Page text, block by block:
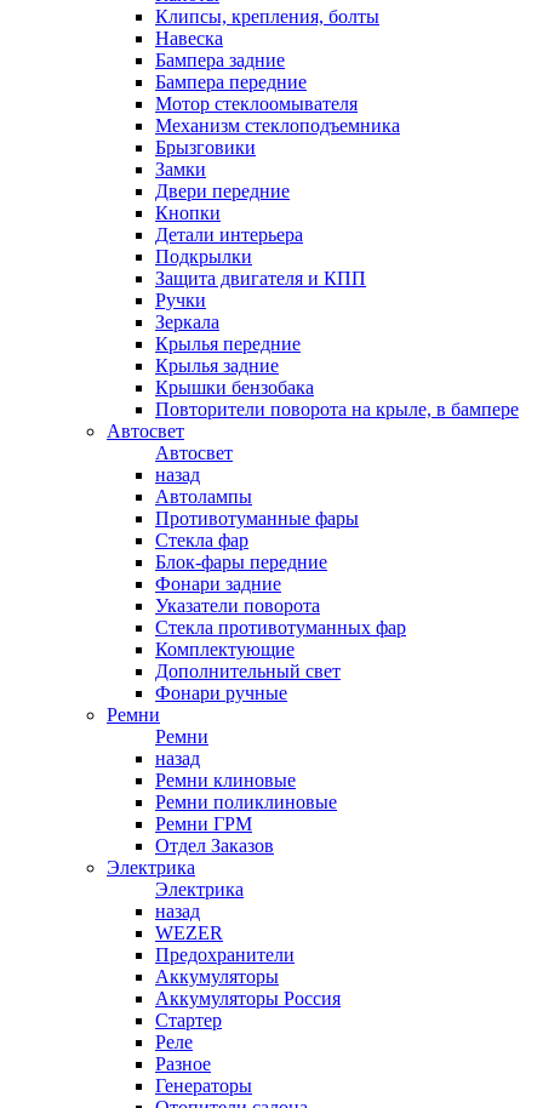
Клипсы, крепления, болты
Навеска
Бампера задние
Бампера передние
Мотор стеклоомывателя
Механизм стеклоподъемника
Брызговики
Замки
Двери передние
Кнопки
Детали интерьера
Подкрылки
Защита двигателя и КПП
Ручки
Зеркала
Крылья передние
Крылья задние
Крышки бензобака
Повторители поворота на крыле, в бампере
Автосвет
Автосвет
назад
Автолампы
Противотуманные фары
Стекла фар
Блок-фары передние
Фонари задние
Указатели поворота
Стекла противотуманных фар
Комплектующие
Дополнительный свет
Фонари ручные
Ремни
Ремни
назад
Ремни клиновые
Ремни поликлиновые
Ремни ГРМ
Отдел Заказов
Электрика
Электрика
назад
WEZER
Предохранители
Аккумуляторы
Аккумуляторы Россия
Стартер
Реле
Разное
Генераторы